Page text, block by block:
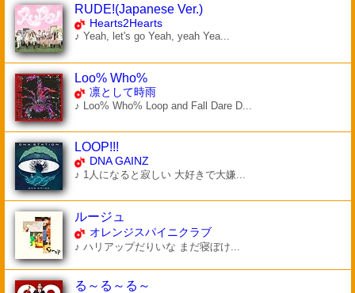
RUDE!(Japanese Ver.)
Hearts2Hearts
♪ Yeah, let's go Yeah, yeah Yea...
Loo% Who%
凛として時雨
♪ Loo% Who% Loop and Fall Dare D...
LOOP!!!
DNA GAINZ
♪ 1人になると寂しい 大好きで大嫌...
ルージュ
オレンジスパイニクラブ
♪ ハリアップだりいな まだ寝ぼけ...
る～る～る～